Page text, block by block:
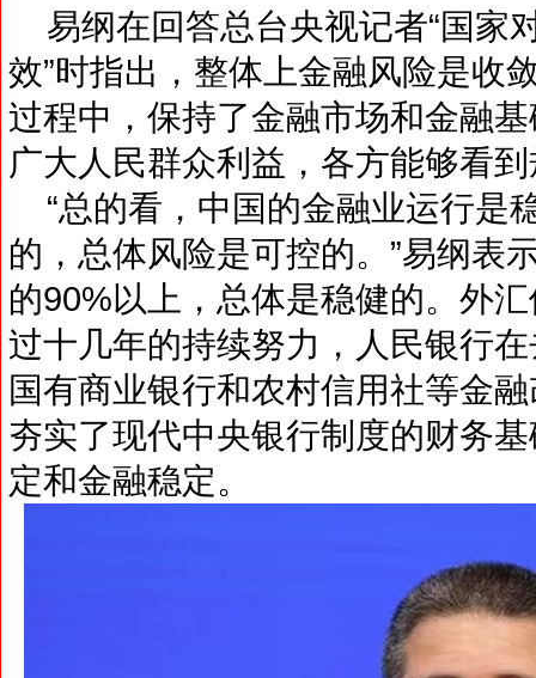
易纲在回答总台央视记者“国家
效”时指出，整体上金融风险是收
过程中，保持了金融市场和金融
广大人民群众利益，各方能够看
“总的看，中国的金融业运行是
的，总体风险是可控的。”易纲表
的90%以上，总体是稳健的。外
过十几年的持续努力，人民银行
国有商业银行和农村信用社等金
夯实了现代中央银行制度的财务
定和金融稳定。